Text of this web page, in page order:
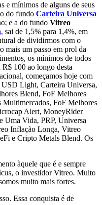
e mínimos de alguns de seus
do fundo Carteira Universa
e a do fundo Vitreo
, sai de 1,5% para 1,4%, em
de dividirmos com o
mais um passo em prol da
os mínimos de todos
100 ao longo desta
começamos hoje com
Light, Carteira Universa,
Blend, FoF Melhores
Multimercados, FoF Melhores
Alert, MoneyRider
Uma Vida, PRP, Universa
Inflação Longa, Vitreo
e Cripto Metals Blend. Os
àquele que é e sempre
o investidor Vitreo. Muito
muito mais fortes.
Essa conquista é de